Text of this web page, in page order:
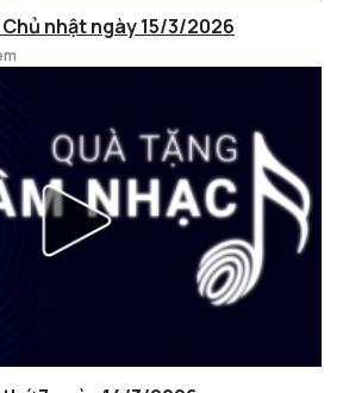
nhật ngày 15/3/2026